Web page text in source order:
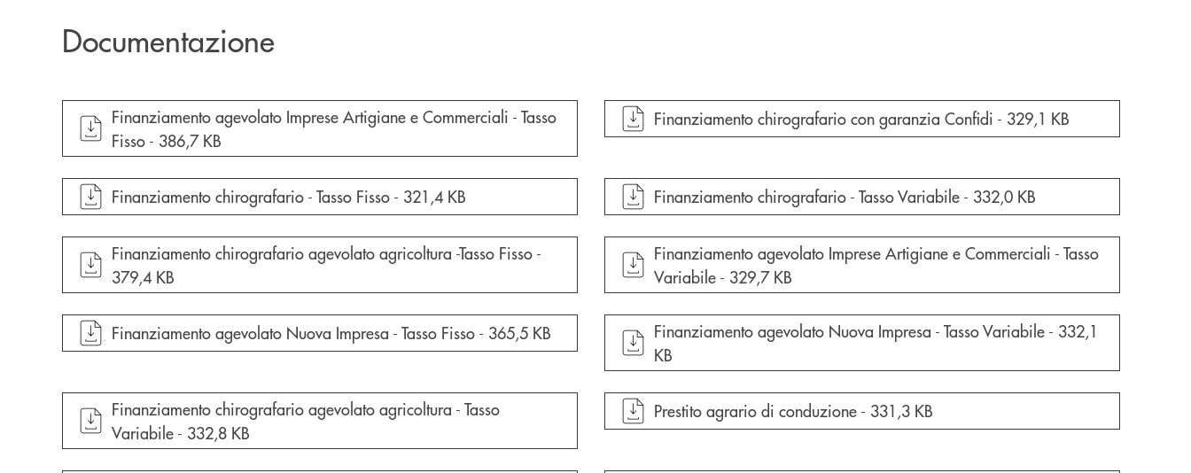
Documentazione
apre documento in una nuova finestra
Finanziamento agevolato Imprese Artigiane e Commerciali - Tasso
Fisso - 386,7 KB
apre documento in una nuova finestra
Finanziamento chirografario con garanzia Confidi - 329,1 KB
apre documento in una nuova finestra
Finanziamento chirografario - Tasso Fisso - 321,4 KB apre documento in una nuova finestra
Finanziamento chirografario - Tasso Variabile - 332,0 KB
apre documento in una nuova finestra
Finanziamento chirografario agevolato agricoltura -Tasso Fisso -
379,4 KB
apre documento in una nuova finestra
Finanziamento agevolato Imprese Artigiane e Commerciali - Tasso
Variabile - 329,7 KB
apre documento in una nuova finestra
Finanziamento agevolato Nuova Impresa - Tasso Fisso - 365,5 KB apre documento in una nuova finestra
Finanziamento agevolato Nuova Impresa - Tasso Variabile - 332,1
KB
apre documento in una nuova finestra
Finanziamento chirografario agevolato agricoltura - Tasso
Variabile - 332,8 KB
apre documento in una nuova finestra
Prestito agrario di conduzione - 331,3 KB